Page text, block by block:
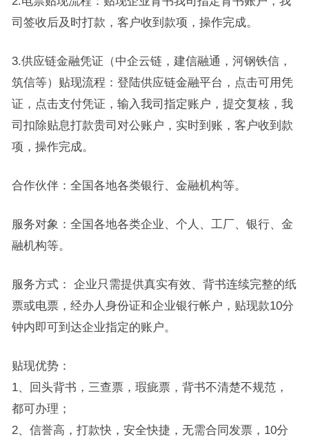
司签收后及时打款，客户收到款项，操作完成。
3.供应链金融凭证（中企云链，建信融通，河钢铁信，
筑信等）贴现流程：登陆供应链金融平台，点击可用凭
证，点击支付凭证，输入我司指定账户，提交复核，我
司扣除贴息打款贵司对公账户，实时到账，客户收到款
项，操作完成。
合作伙伴：全国各地各类银行、金融机构等。
服务对象：全国各地各类企业、个人、工厂、银行、金
融机构等。
服务方式： 企业只需提供真实有效、背书连续完整的纸
票或电票，经办人身份证和企业银行帐户，贴现款10分
钟内即可到达企业指定的账户。
贴现优势：
1、回头背书，三查票，瑕疵票，背书不清楚不规范，
都可办理；
2、信誉高，打款快，安全快捷，无需合同发票，10分